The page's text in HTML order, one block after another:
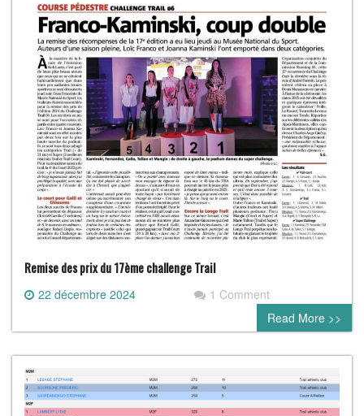
Remise des prix du 17ème challenge Trail
22 décembre 2024
1 Comment
Read More >>